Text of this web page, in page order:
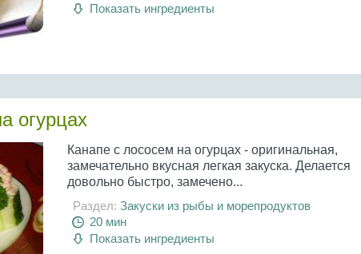
Показать ингредиенты
огурцах
Канапе с лососем на огурцах - оригинальная,
замечательно вкусная легкая закуска. Делается
довольно быстро, замечено...
Раздел: Закуски из рыбы и морепродуктов
20 мин
Показать ингредиенты